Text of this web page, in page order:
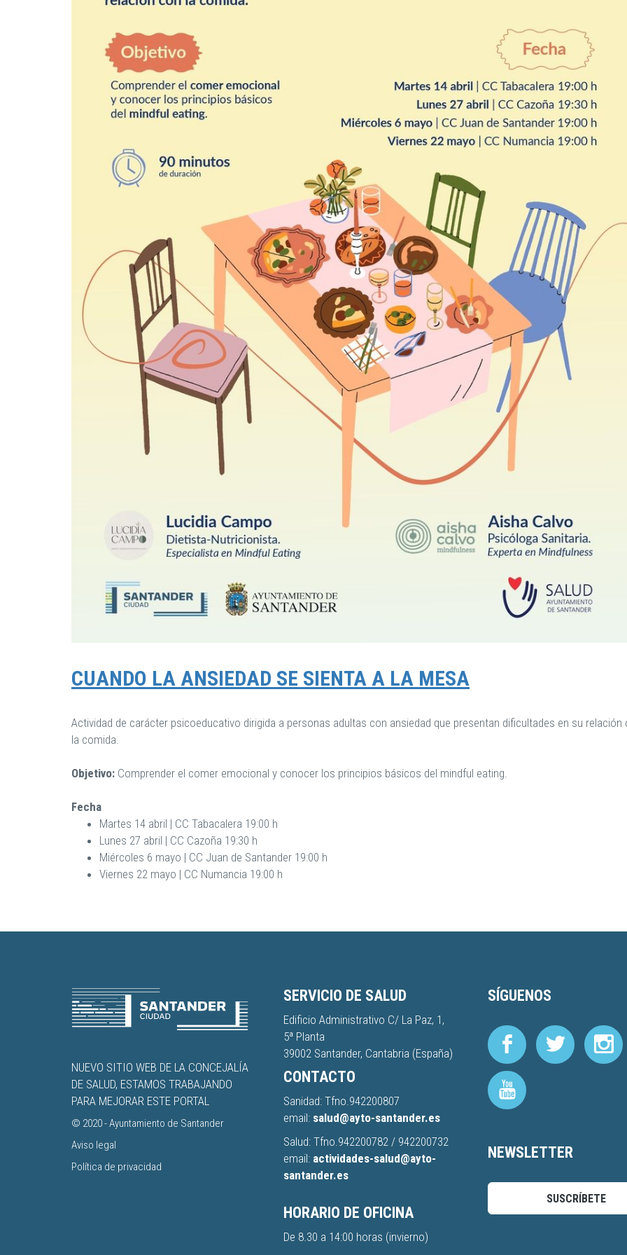
CUANDO LA ANSIEDAD SE SIENTA A LA MESA
Actividad de carácter psicoeducativo dirigida a personas adultas con ansiedad que presentan dificultades en su relación
la comida.
Objetivo: Comprender el comer emocional y conocer los principios básicos del mindful eating.
Fecha
Martes 14 abril | CC Tabacalera 19:00 h
Lunes 27 abril | CC Cazoña 19:30 h
Miércoles 6 mayo | CC Juan de Santander 19:00 h
Viernes 22 mayo | CC Numancia 19:00 h
NUEVO SITIO WEB DE LA CONCEJALÍA
DE SALUD, ESTAMOS TRABAJANDO
PARA MEJORAR ESTE PORTAL
© 2020 -Ayuntamiento de Santander
Aviso legal
Política de privacidad
SERVICIO DE SALUD
Edificio Administrativo C/ La Paz, 1,
5ª Planta
39002 Santander, Cantabria (España)
CONTACTO
Sanidad: Tfno. 942200807
email: salud@ayto-santander.es
Salud: Tfno. 942200782 / 942200732
email: actividades-salud@ayto-
santander.es
HORARIO DE OFICINA
De 8.30 a 14:00 horas (invierno)
SÍGUENOS
NEWSLETTER
SUSCRÍBETE